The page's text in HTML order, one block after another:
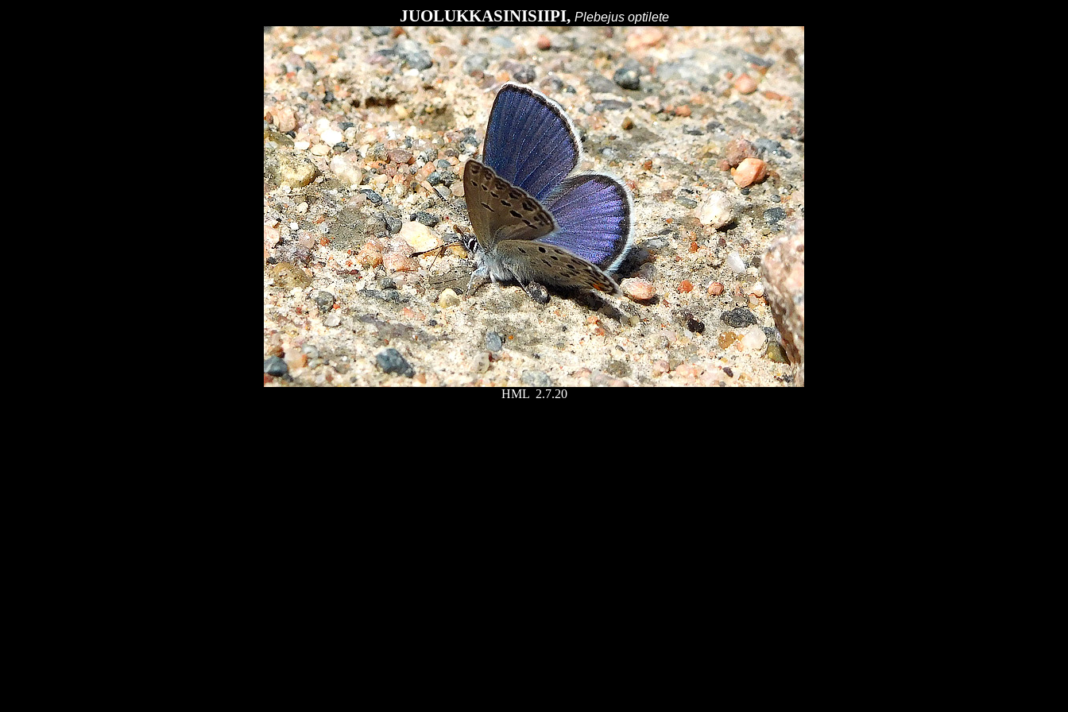
JUOLUKKASINISIIPI, Plebejus optilete
HML 2.7.20